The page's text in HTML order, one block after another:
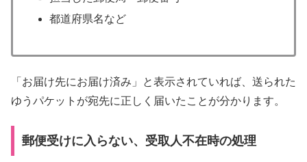
都道府県名など
「お届け先にお届け済み」と表示されていれば、送られた
ゆうパケットが宛先に正しく届いたことが分かります。
郵便受けに入らない、受取人不在時の処理